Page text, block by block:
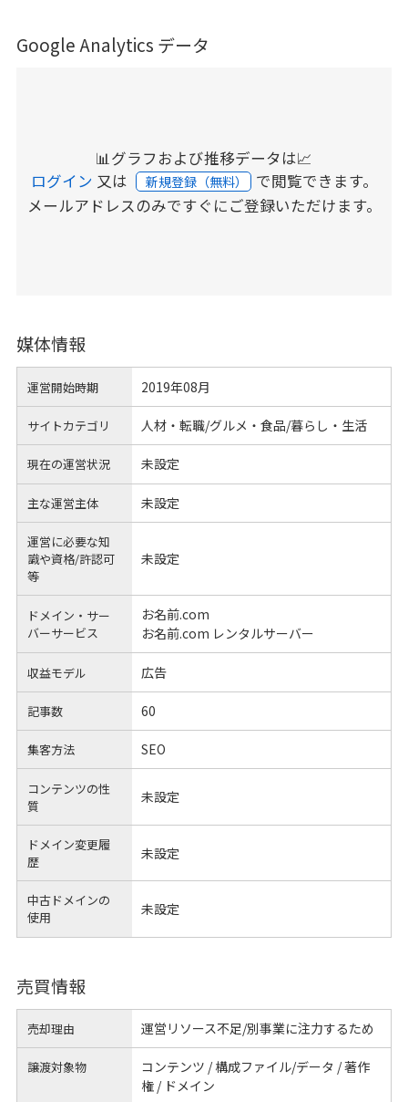
Google Analytics データ
📊グラフおよび推移データは📈
ログイン 又は 新規登録（無料） で閲覧できます。
メールアドレスのみですぐにご登録いただけます。
媒体情報
運営開始時期 2019年08月
サイトカテゴリ 人材・転職/グルメ・食品/暮らし・生活
現在の運営状況 未設定
主な運営主体 未設定
運営に必要な知
識や資格/許認可
等
未設定
ドメイン・サー
バーサービス
お名前.com
お名前.com レンタルサーバー
収益モデル 広告
記事数 60
集客方法 SEO
コンテンツの性
質
未設定
ドメイン変更履
歴
未設定
中古ドメインの
使用
未設定
売買情報
売却理由 運営リソース不足/別事業に注力するため
譲渡対象物
コンテンツ / 構成ファイル/データ / 著作
権 / ドメイン